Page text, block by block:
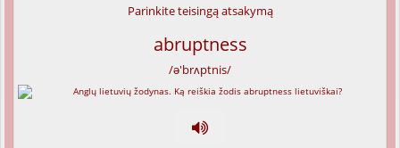
Parinkite teisingą atsakymą
abruptness
/ə'brʌptnis/